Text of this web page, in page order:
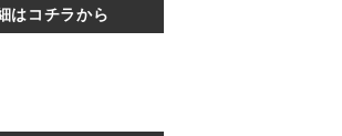
はコチラから